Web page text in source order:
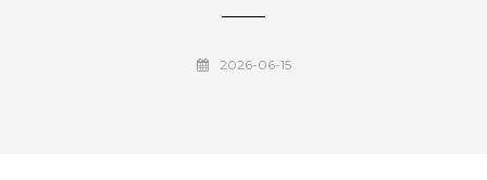
2026-06-15